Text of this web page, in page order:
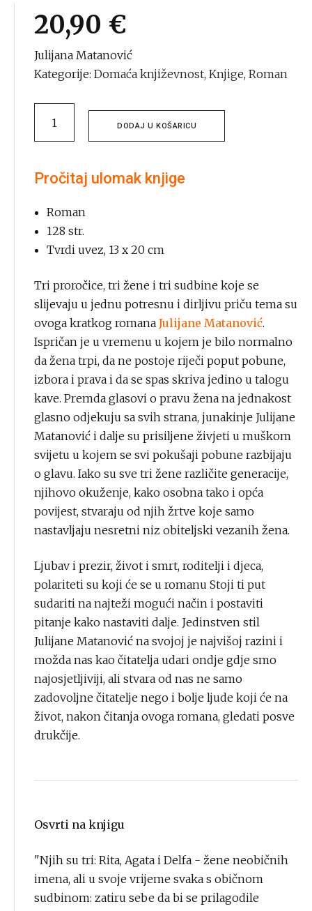
20,90 €
Julijana Matanović
Pročitaj ulomak knjige
Roman
128 str.
Tvrdi uvez, 13 x 20 cm
Tri proročice, tri žene i tri sudbine koje se
slijevaju u jednu potresnu i dirljivu priču tema su
ovoga kratkog romana Julijane Matanović.
Ispričan je u vremenu u kojem je bilo normalno
da žena trpi, da ne postoje riječi poput pobune,
izbora i prava i da se spas skriva jedino u talogu
kave. Premda glasovi o pravu žena na jednakost
glasno odjekuju sa svih strana, junakinje Julijane
Matanović i dalje su prisiljene živjeti u muškom
svijetu u kojem se svi pokušaji pobune razbijaju
o glavu. Iako su sve tri žene različite generacije,
njihovo okuženje, kako osobna tako i opća
povijest, stvaraju od njih žrtve koje samo
nastavljaju nesretni niz obiteljski vezanih žena.
Ljubav i prezir, život i smrt, roditelji i djeca,
polariteti su koji će se u romanu Stoji ti put
sudariti na najteži mogući način i postaviti
pitanje kako nastaviti dalje. Jedinstven stil
Julijane Matanović na svojoj je najvišoj razini i
možda nas kao čitatelja udari ondje gdje smo
najosjetljiviji, ali stvara od nas ne samo
zadovoljne čitatelje nego i bolje ljude koji će na
život, nakon čitanja ovoga romana, gledati posve
drukčije.
Osvrti na knjigu
"Njih su tri: Rita, Agata i Delfa - žene neobičnih
imena, ali u svoje vrijeme svaka s običnom
sudbinom: zatiru sebe da bi se prilagodile
quantity
DODAJ U KOŠARICU
Kategorije: Domaća književnost, Knjige, Roman